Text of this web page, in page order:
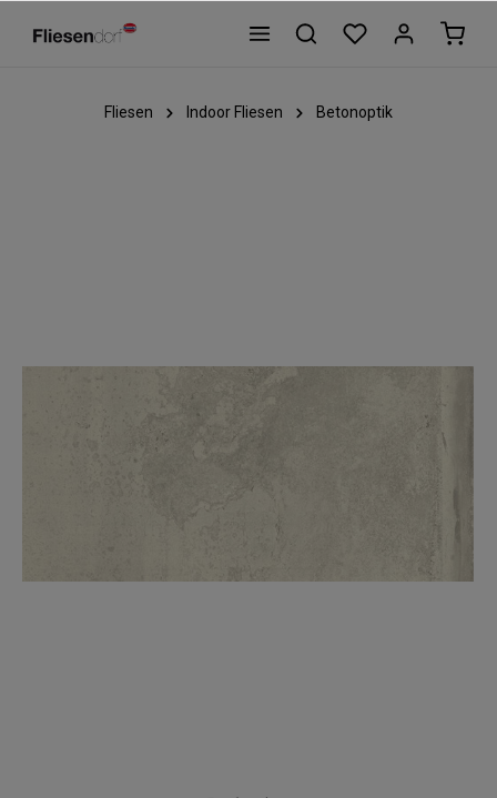
Fliesen Indoor Fliesen Betonoptik